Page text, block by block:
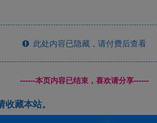
此处内容已隐藏，请付费后查看
------本页内容已结束，喜欢请分享------
藏本站。